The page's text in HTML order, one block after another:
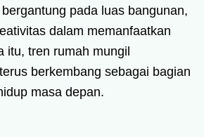
pada luas bangunan,
dalam memanfaatkan
itu, tren rumah mungil
berkembang sebagai bagian
masa depan.